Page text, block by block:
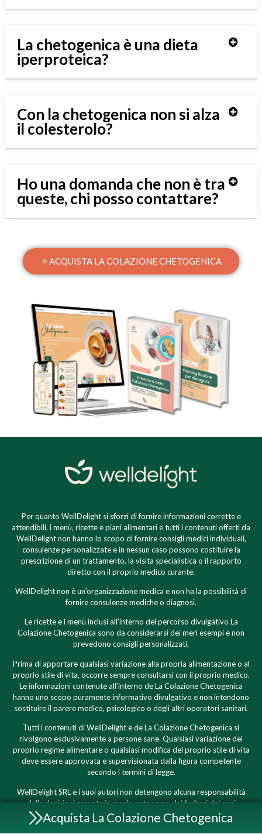
Acquista La Colazione Chetogenica
La chetogenica è una dieta
iperproteica?
Con la chetogenica non si alza
il colesterolo?
Ho una domanda che non è tra
queste, chi posso contattare?
ACQUISTA LA COLAZIONE CHETOGENICA
Per quanto WellDelight si sforzi di fornire informazioni corrette e
attendibili, i menù, ricette e piani alimentari e tutti i contenuti offerti da
WellDelight non hanno lo scopo di fornire consigli medici individuali,
consulenze personalizzate e in nessun caso possono costituire la
prescrizione di un trattamento, la visita specialistica o il rapporto
diretto con il proprio medico curante.
WellDelight non è un’organizzazione medica e non ha la possibilità di
fornire consulenze mediche o diagnosi.
Le ricette e i menù inclusi all’interno del percorso divulgativo La
Colazione Chetogenica sono da considerarsi dei meri esempi e non
prevedono consigli personalizzati.
Prima di apportare qualsiasi variazione alla propria alimentazione o al
proprio stile di vita, occorre sempre consultarsi con il proprio medico.
Le informazioni contenute all’interno de La Colazione Chetogenica
hanno uno scopo puramente informativo divulgativo e non intendono
sostituire il parere medico, psicologico o degli altri operatori sanitari.
Tutti i contenuti di WellDelight e de La Colazione Chetogenica si
rivolgono esclusivamente a persone sane. Qualsiasi variazione del
proprio regime alimentare o qualsiasi modifica del proprio stile di vita
deve essere approvata e supervisionata dalla figura competente
secondo i termini di legge.
WellDelight SRL e i suoi autori non detengono alcuna responsabilità
delle decisioni assunte in modo autonomo dai fruitori dei suoi
contenuti, gratuiti o a pagamento che siano, in quanto le informazioni
in essi contenute hanno scopo puramente informativo e chiunque,